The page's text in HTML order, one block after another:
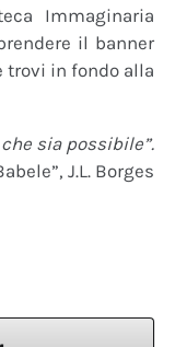
Immaginaria
il banner
trovi in fondo alla
sia possibile”.
J.L. Borges